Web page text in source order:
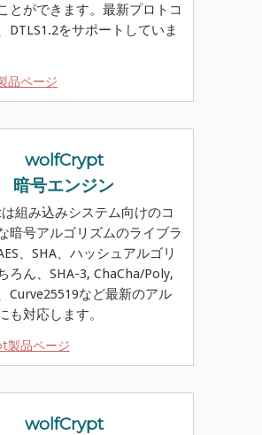
とができます。最新プロトコ
DTLS1.2をサポートしていま
品ページ
wolfCrypt
暗号エンジン
組み込みシステム向けのコ
暗号アルゴリズムのライブラ
、SHA、ハッシュアルゴリ
ろん、SHA-3, ChaCha/Poly,
Curve25519など最新のアル
も対応します。
品ページ
wolfCrypt